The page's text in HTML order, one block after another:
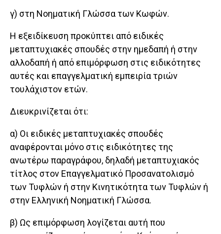
γ) στη Νοηματική Γλώσσα των Κωφών.
Η εξειδίκευση προκύπτει από ειδικές
μεταπτυχιακές σπουδές στην ημεδαπή ή στην
αλλοδαπή ή από επιμόρφωση στις ειδικότητες
αυτές και επαγγελματική εμπειρία τριών
τουλάχιστον ετών.
Διευκρινίζεται ότι:
α) Οι ειδικές μεταπτυχιακές σπουδές
αναφέρονται μόνο στις ειδικότητες της
ανωτέρω παραγράφου, δηλαδή μεταπτυχιακός
τίτλος στον Επαγγελματικό Προσανατολισμό
των Τυφλών ή στην Κινητικότητα των Τυφλών ή
στην Ελληνική Νοηματική Γλώσσα.
β) Ως επιμόρφωση λογίζεται αυτή που